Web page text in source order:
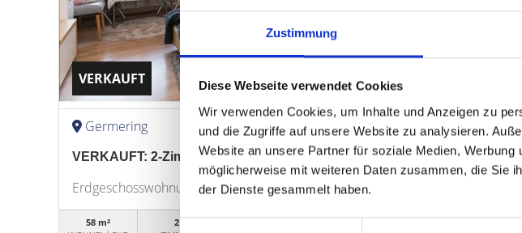
Zustimmung
Diese Webseite verwendet Cookies
Wir verwenden Cookies, um Inhalte und Anzeigen zu
und die Zugriffe auf unsere Website zu analysieren.
Website an unsere Partner für soziale Medien,
möglicherweise mit weiteren Daten zusammen, die Sie
der Dienste gesammelt haben.
VERKAUFT
Germering
VERKAUFT: 2-Zimmer-Wohnung mit Balkon in Germering
Erdgeschosswohnung
58 m²
2